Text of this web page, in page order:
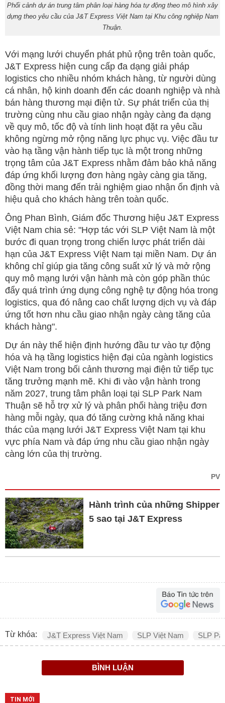
Phối cảnh dự án trung tâm phân loại hàng hóa tự động theo mô hình xây
dựng theo yêu cầu của J&T Express Việt Nam tại Khu công nghiệp Nam
Thuận.
Với mạng lưới chuyển phát phủ rộng trên toàn quốc,
J&T Express hiện cung cấp đa dạng giải pháp
logistics cho nhiều nhóm khách hàng, từ người dùng
cá nhân, hộ kinh doanh đến các doanh nghiệp và nhà
bán hàng thương mại điện tử. Sự phát triển của thị
trường cùng nhu cầu giao nhận ngày càng đa dạng
về quy mô, tốc độ và tính linh hoạt đặt ra yêu cầu
không ngừng mở rộng năng lực phục vụ. Việc đầu tư
vào hạ tầng vận hành tiếp tục là một trong những
trọng tâm của J&T Express nhằm đảm bảo khả năng
đáp ứng khối lượng đơn hàng ngày càng gia tăng,
đồng thời mang đến trải nghiệm giao nhận ổn định và
hiệu quả cho khách hàng trên toàn quốc.
Ông Phan Bình, Giám đốc Thương hiệu J&T Express
Việt Nam chia sẻ: "Hợp tác với SLP Việt Nam là một
bước đi quan trọng trong chiến lược phát triển dài
hạn của J&T Express Việt Nam tại miền Nam. Dự án
không chỉ giúp gia tăng công suất xử lý và mở rộng
quy mô mạng lưới vận hành mà còn góp phần thúc
đẩy quá trình ứng dụng công nghệ tự động hóa trong
logistics, qua đó nâng cao chất lượng dịch vụ và đáp
ứng tốt hơn nhu cầu giao nhận ngày càng tăng của
khách hàng".
Dự án này thể hiện định hướng đầu tư vào tự động
hóa và hạ tầng logistics hiện đại của ngành logistics
Việt Nam trong bối cảnh thương mại điện tử tiếp tục
tăng trưởng mạnh mẽ. Khi đi vào vận hành trong
năm 2027, trung tâm phân loại tại SLP Park Nam
Thuận sẽ hỗ trợ xử lý và phân phối hàng triệu đơn
hàng mỗi ngày, qua đó tăng cường khả năng khai
thác của mạng lưới J&T Express Việt Nam tại khu
vực phía Nam và đáp ứng nhu cầu giao nhận ngày
càng lớn của thị trường.
PV
Hành trình của những Shipper
5 sao tại J&T Express
Từ khóa: J&T Express Việt Nam SLP Việt Nam SLP
BÌNH LUẬN
TIN MỚI